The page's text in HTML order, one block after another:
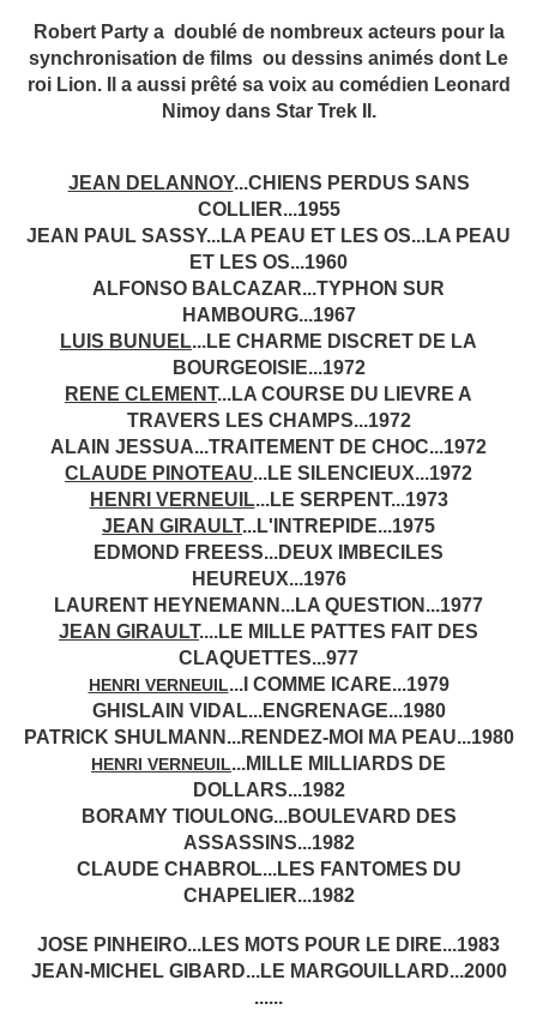
Robert Party a doublé de nombreux acteurs pour la
synchronisation de films ou dessins animés dont Le
roi Lion. Il a aussi prêté sa voix au comédien Leonard
Nimoy dans Star Trek II.
JEAN DELANNOY...CHIENS PERDUS SANS
COLLIER...1955
JEAN PAUL SASSY...LA PEAU ET LES OS...LA PEAU
ET LES OS...1960
ALFONSO BALCAZAR...TYPHON SUR
HAMBOURG...1967
LUIS BUNUEL...LE CHARME DISCRET DE LA
BOURGEOISIE...1972
RENE CLEMENT...LA COURSE DU LIEVRE A
TRAVERS LES CHAMPS...1972
ALAIN JESSUA...TRAITEMENT DE CHOC...1972
CLAUDE PINOTEAU...LE SILENCIEUX...1972
HENRI VERNEUIL...LE SERPENT...1973
JEAN GIRAULT...L'INTREPIDE...1975
EDMOND FREESS...DEUX IMBECILES
HEUREUX...1976
LAURENT HEYNEMANN...LA QUESTION...1977
JEAN GIRAULT....LE MILLE PATTES FAIT DES
CLAQUETTES...977
HENRI VERNEUIL...I COMME ICARE...1979
GHISLAIN VIDAL...ENGRENAGE...1980
PATRICK SHULMANN...RENDEZ-MOI MA PEAU...1980
HENRI VERNEUIL...MILLE MILLIARDS DE
DOLLARS...1982
BORAMY TIOULONG...BOULEVARD DES
ASSASSINS...1982
CLAUDE CHABROL...LES FANTOMES DU
CHAPELIER...1982
JOSE PINHEIRO...LES MOTS POUR LE DIRE...1983
JEAN-MICHEL GIBARD...LE MARGOUILLARD...2000
......